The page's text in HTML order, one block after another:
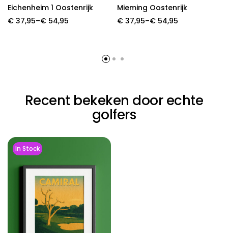
Eichenheim 1 Oostenrijk
€ 37,95–€ 54,95
Price
Mieming Oostenrijk
€ 37,95–€ 54,95
Price
€ 54,95
Recent bekeken door echte
golfers
In Stock